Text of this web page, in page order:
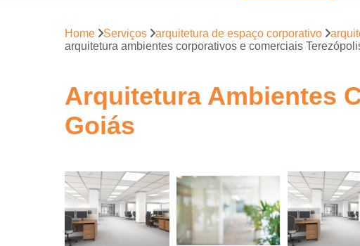
Empresa de
Gerenciamento
de obra
Projeto de
escritório
Projeto de
escritórios
Home Serviços arquitetura de espaço corporativo
arquitetura ambientes corporativos e comerciais
Arquitetura Ambientes
Goiás